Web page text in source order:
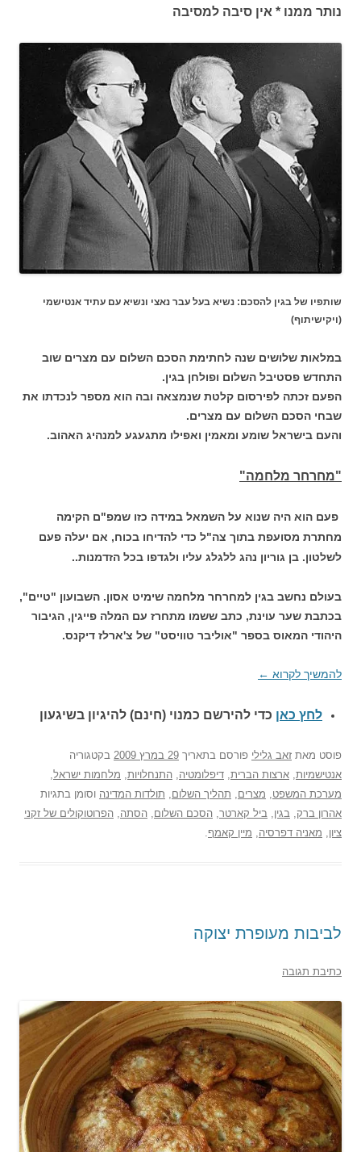
נותר ממנו * אין סיבה למסיבה
שותפיו של בגין להסכם: נשיא בעל עבר נאצי ונשיא עם עתיד אנטישמי
(ויקישיתוף)
במלאות שלושים שנה לחתימת הסכם השלום עם מצרים שוב
התחדש פסטיבל השלום ופולחן בגין.
הפעם זכתה לפירסום קלטת שנמצאה ובה הוא מספר לנכדתו את
שבחי הסכם השלום עם מצרים.
והעם בישראל שומע ומאמין ואפילו מתגעגע למנהיג האהוב.
"מחרחר מלחמה"
פעם הוא היה שנוא על השמאל במידה כזו שמפ"ם הקימה
מחתרת מסועפת בתוך צה"ל כדי להדיחו בכוח, אם יעלה פעם
לשלטון. בן גוריון נהג ללגלג עליו ולגדפו בכל הזדמנות..
בעולם נחשב בגין למחרחר מלחמה שימיט אסון. השבועון "טיים",
בכתבת שער עוינת, כתב ששמו מתחרז עם המלה פייגין, הגיבור
היהודי המאוס בספר "אוליבר טוויסט" של צ'ארלז דיקנס.
להמשיך לקרוא ←
לחץ כאן כדי להירשם כמנוי (חינם) להיגיון בשיגעון
פוסט מאת זאב גלילי פורסם בתאריך 29 במרץ 2009
בקטגוריה
אנטישמיות ארצות הברית דיפלומטיה התנחלויות מלחמות ישראל
מערכת המשפט
מצרים תהליך השלום תולדות המדינה וסומן בתגיות
אהרון ברק בגין ביל קארטר הסכם השלום הסתה הפרוטוקולים של זקני
ציון
מאניה דפרסיה מיין קאמף
לביבות מעופרת יצוקה
כתיבת תגובה